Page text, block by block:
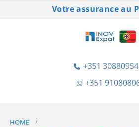
Votre assurance au
+351
+351
HOME